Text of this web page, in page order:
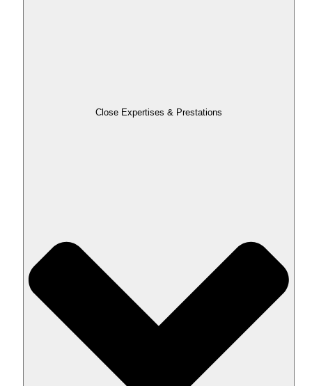
Close Expertises & Prestations